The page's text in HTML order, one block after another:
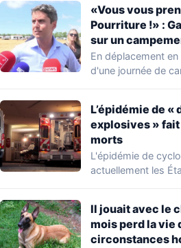
«Vous vous
Pourriture !» :
sur un
du voyage
En déplacement
d'une journée de
L’épidémie de «
explosives »
morts
L'épidémie de
actuellement les
Il jouait avec le
mois perd la vie
circonstances